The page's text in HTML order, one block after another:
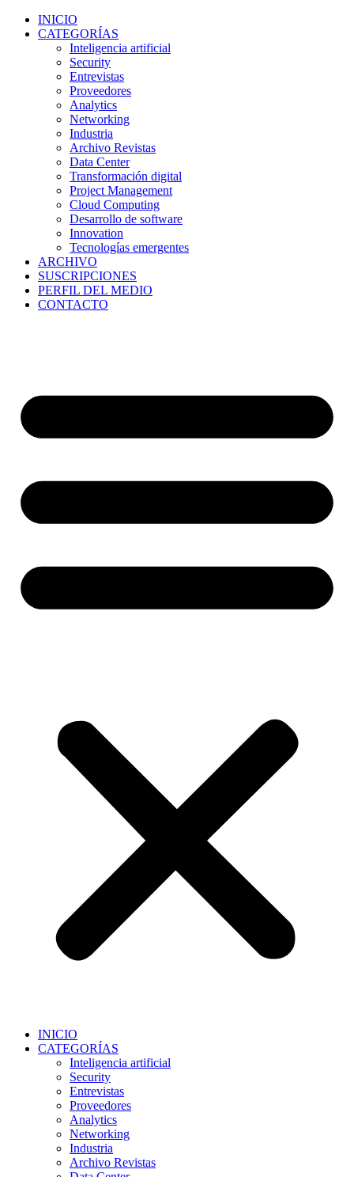
INICIO
CATEGORÍAS
Inteligencia artificial
Security
Entrevistas
Proveedores
Analytics
Networking
Industria
Archivo Revistas
Data Center
Transformación digital
Project Management
Cloud Computing
Desarrollo de software
Innovation
Tecnologías emergentes
ARCHIVO
SUSCRIPCIONES
PERFIL DEL MEDIO
CONTACTO
INICIO
CATEGORÍAS
Inteligencia artificial
Security
Entrevistas
Proveedores
Analytics
Networking
Industria
Archivo Revistas